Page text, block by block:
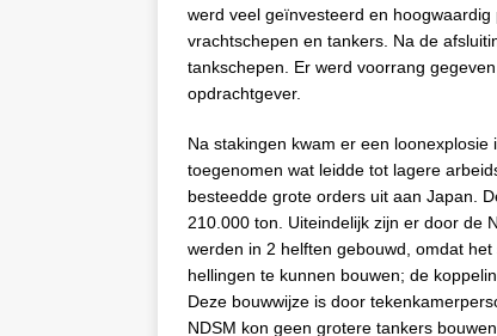
werd veel geïnvesteerd en
vrachtschepen en tankers. Na de
tankschepen. Er werd voorrang
opdrachtgever.
Na stakingen kwam er een loonexplosie
toegenomen wat leidde tot lagere
besteedde grote orders uit aan Japan.
210.000 ton. Uiteindelijk zijn er door de
werden in 2 helften gebouwd, omdat
hellingen te kunnen bouwen; de
Deze bouwwijze is door
NDSM kon geen grotere tankers